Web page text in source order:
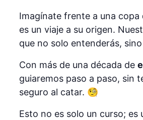
Imagínate frente a una copa
es un viaje a su origen.
que no solo entenderás,
Con más de una década de
guiaremos paso a paso, sin
seguro al catar. 🧐
Esto no es solo un curso;